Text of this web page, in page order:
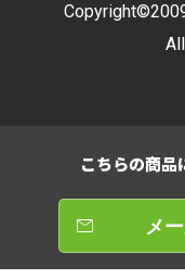
こちらの商品
メ